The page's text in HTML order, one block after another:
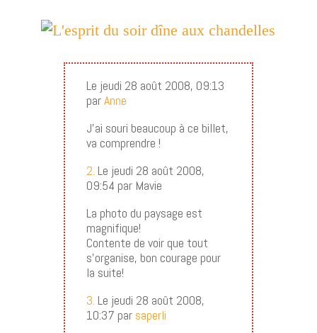
Le jeudi 28 août 2008, 09:13
parAnne
J’ai souri beaucoup à ce billet,
va comprendre !
2. Le jeudi 28 août 2008,
09:54 par Mavie
La photo du paysage est
magnifique!
Contente de voir que tout
s’organise, bon courage pour
la suite!
3. Le jeudi 28 août 2008,
10:37 par saperli